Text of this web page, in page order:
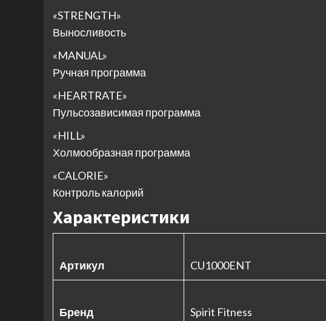
«STRENGTH»
Выносливость
«MANUAL»
Ручная программа
«HEARTRATE»
Пульсозависимая программа
«HILL»
Холмообразная программа
«CALORIE»
Контроль калорий
Характеристики
Артикул CU1000ENT
Бренд Spirit Fitness